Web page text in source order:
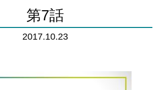
第7話
2017.10.23